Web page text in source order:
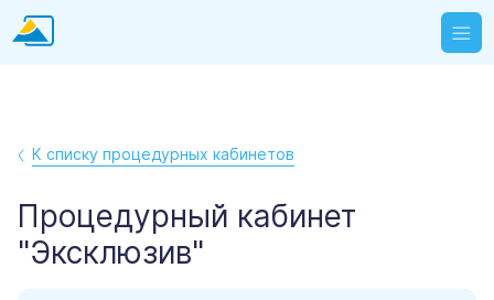
К списку процедурных кабинетов
Процедурный кабинет
"Эксклюзив"